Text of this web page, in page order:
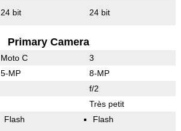
24 bit 24 bit
Primary Camera
Moto C 3
5-MP 8-MP
f/2
Très petit
Flash Flash